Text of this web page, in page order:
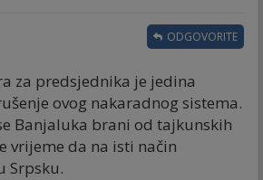
za predsjednika je jedina
ovog nakaradnog sistema.
Banjaluka brani od tajkunskih
vrijeme da na isti način
Srpsku.
ODGOVORITE